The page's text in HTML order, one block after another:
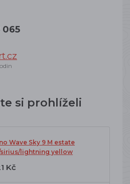
065
si prohlíželi
Wave Sky 9 M estate
lightning yellow
Kč